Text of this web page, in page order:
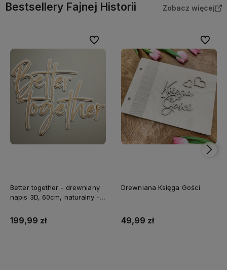
Bestsellery Fajnej Historii Zobacz więcej
Better together - drewniany
napis 3D, 60cm, naturalny -
199,99 zł
Do ulubionych
Drewniana Księga Gości
49,99 zł
Do